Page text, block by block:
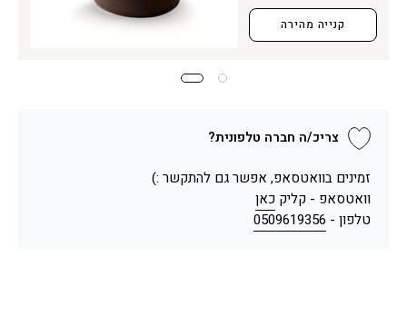
קנייה מהירה
צריכ/ה חברה טלפונית?
זמינים בוואטסאפ, אפשר גם להתקשר :)
וואטסאפ - קליק כאן
טלפון - 0509619356